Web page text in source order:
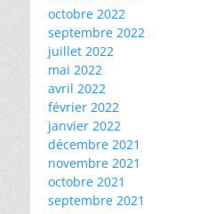
octobre 2022
septembre 2022
juillet 2022
mai 2022
avril 2022
février 2022
janvier 2022
décembre 2021
novembre 2021
octobre 2021
septembre 2021